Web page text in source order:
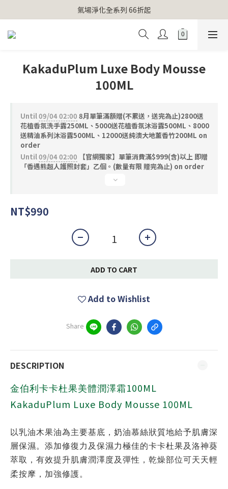
【官網獨家】首次消費 不限金額 即送 香遇熊超人行李吊牌
氣場淨化全系列 66折起
【官網獨家】首次消費 不限金額 即送 香遇熊超人行李吊牌
KakaduPlum Luxe Body Mousse
100ML
Until09/04 02:00 8月單筆滿額贈(不累送，送完為止)2800送
花植香氛洗手露250ML、5000送花植香氛沐浴露500ML、8000
送精油系列沐浴露500ML、12000送純澳大地薰香竹200ML on
order
Until09/04 02:00 【官網獨家】單筆消費滿$999(含)以上 即贈
「香遇熊超人護照封套」乙個。(數量有限 贈完為止) on order
NT$990
ADD TO CART
Add to Wishlist
Share
DESCRIPTION
金伯利卡卡杜果美體潤澤霜 100ML
KakaduPlum Luxe Body Mousse 100ML
以乳油木果油為主要基底，奶油慕絲狀質地給予肌膚深
層保濕。添加修復力及保濕力極佳的卡卡杜果及洛神葵
萃取，有效提升肌膚潤澤度及彈性，乾燥部位可天天輕
柔按摩，加強修護。